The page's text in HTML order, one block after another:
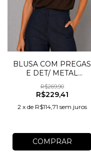
BLUSA COM PREGAS
E DET/ METAL
OMBRO
R$269,90
R$229,41
2 x de R$114,71 sem juros
COMPRAR